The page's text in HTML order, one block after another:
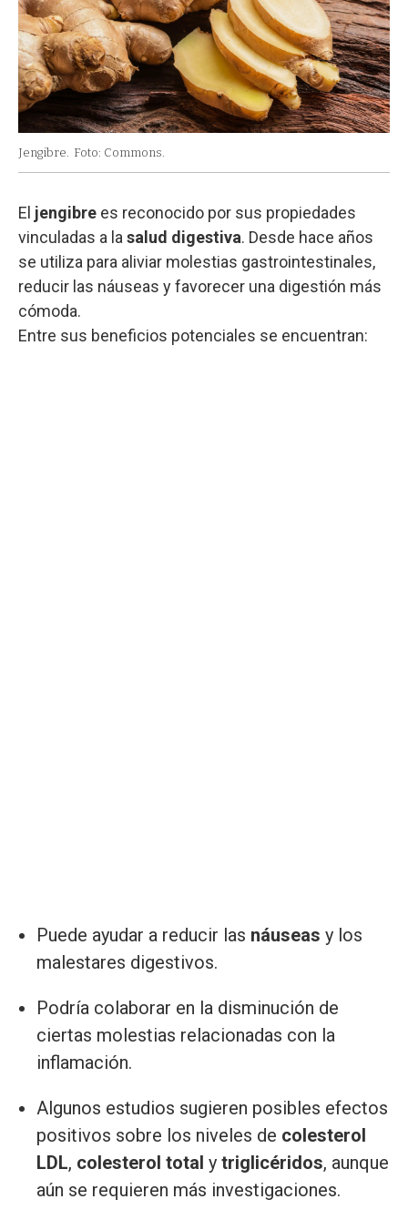
Jengibre. Foto: Commons.
El jengibre es reconocido por sus propiedades
vinculadas a la salud digestiva. Desde hace años
se utiliza para aliviar molestias gastrointestinales,
reducir las náuseas y favorecer una digestión más
cómoda.
Entre sus beneficios potenciales se encuentran:
Puede ayudar a reducir las náuseas y los
malestares digestivos.
Podría colaborar en la disminución de
ciertas molestias relacionadas con la
inflamación.
Algunos estudios sugieren posibles efectos
positivos sobre los niveles de colesterol
LDL, colesterol total y triglicéridos, aunque
aún se requieren más investigaciones.